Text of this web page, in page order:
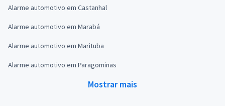
Alarme automotivo em Castanhal
Alarme automotivo em Marabá
Alarme automotivo em Marituba
Alarme automotivo em Paragominas
Mostrar mais